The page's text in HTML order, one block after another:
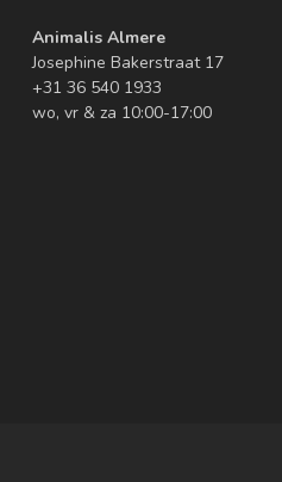
Animalis Almere
Josephine Bakerstraat 17
+31 36 540 1933
wo, vr & za 10:00-17:00